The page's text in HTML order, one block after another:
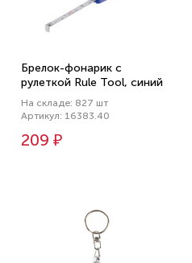
Брелок-фонарик с
рулеткой Rule Tool, синий
На складе: 827 шт
Артикул: 16383.40
209 ₽